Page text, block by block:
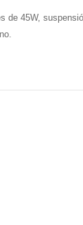
de 45W,